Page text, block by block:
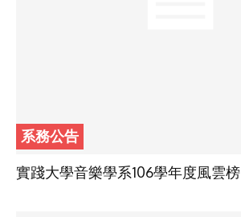
系務公告
實踐大學音樂學系106學年度風雲榜